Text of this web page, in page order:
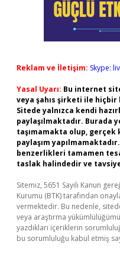
Reklam ve İletişim: Skype:
Yasal Uyarı: Bu internet
veya şahıs şirketi ile hiçbir
Sitede yalnızca kendi
paylaşılmaktadır. Burada
taşımamakta olup, gerçek
paylaşım
benzerlikleri tamamen
taslak halindedir ve
Sitemiz, 5651 Sayılı Kanun
Kurumu (BTK) tarafından
vermektedir. Bu nedenle,
veya araştırma
yazdıkları içeriklerin
bu sorumluluğu kabul etmiş